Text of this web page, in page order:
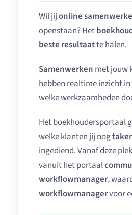
Wil jijonline
openstaan? Het
beste resultaatte halen.
Samenwerken met jouw
hebben realtime inzicht
welke werkzaamheden
Het boekhoudersportaal
welke klanten jij nog
ingediend. Vanaf deze
vanuit het portaal
workflowmanager,
workflowmanagervoor